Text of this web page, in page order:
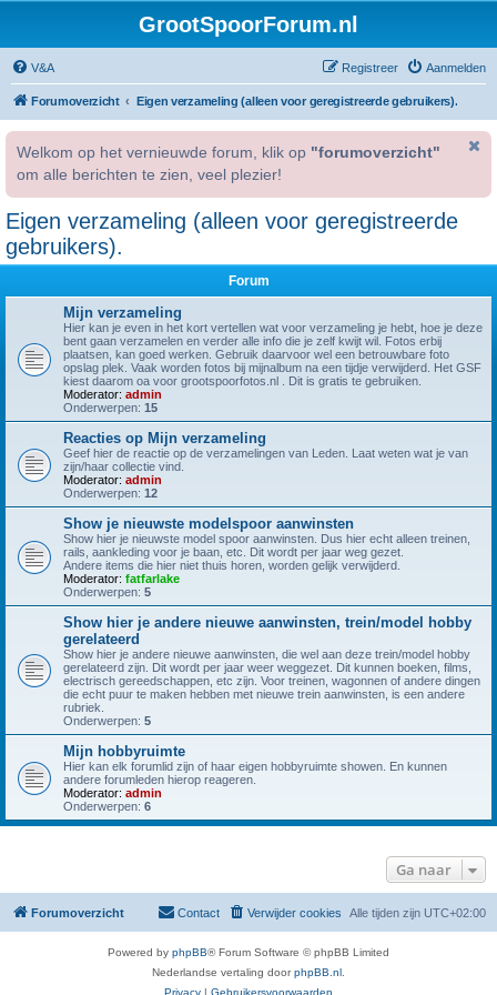
GrootSpoorForum.nl
V&A Aanmelden
Registreer
Forumoverzicht Eigen verzameling (alleen voor geregistreerde gebruikers).
Welkom op het vernieuwde forum, klik op "forumoverzicht"
om alle berichten te zien, veel plezier!
Eigen verzameling (alleen voor geregistreerde
gebruikers).
Forum
Mijn verzameling
Hier kan je even in het kort vertellen wat voor verzameling je hebt, hoe je deze
bent gaan verzamelen en verder alle info die je zelf kwijt wil. Fotos erbij
plaatsen, kan goed werken. Gebruik daarvoor wel een betrouwbare foto
opslag plek. Vaak worden fotos bij mijnalbum na een tijdje verwijderd. Het GSF
kiest daarom oa voor grootspoorfotos.nl . Dit is gratis te gebruiken.
Moderator: admin
Onderwerpen: 15
Reacties op Mijn verzameling
Geef hier de reactie op de verzamelingen van Leden. Laat weten wat je van
zijn/haar collectie vind.
Moderator: admin
Onderwerpen: 12
Show je nieuwste modelspoor aanwinsten
Show hier je nieuwste model spoor aanwinsten. Dus hier echt alleen treinen,
rails, aankleding voor je baan, etc. Dit wordt per jaar weg gezet.
Andere items die hier niet thuis horen, worden gelijk verwijderd.
Moderator: fatfarlake
Onderwerpen: 5
Show hier je andere nieuwe aanwinsten, trein/model hobby
gerelateerd
Show hier je andere nieuwe aanwinsten, die wel aan deze trein/model hobby
gerelateerd zijn. Dit wordt per jaar weer weggezet. Dit kunnen boeken, films,
electrisch gereedschappen, etc zijn. Voor treinen, wagonnen of andere dingen
die echt puur te maken hebben met nieuwe trein aanwinsten, is een andere
rubriek.
Onderwerpen: 5
Mijn hobbyruimte
Hier kan elk forumlid zijn of haar eigen hobbyruimte showen. En kunnen
andere forumleden hierop reageren.
Moderator: admin
Onderwerpen: 6
Ga naar
Forumoverzicht Alle tijden zijn UTC+02:00
Verwijder cookies
Contact
Powered by phpBB® Forum Software © phpBB Limited
Nederlandse vertaling doorphpBB.nl
Privacy | Gebruikersvoorwaarden